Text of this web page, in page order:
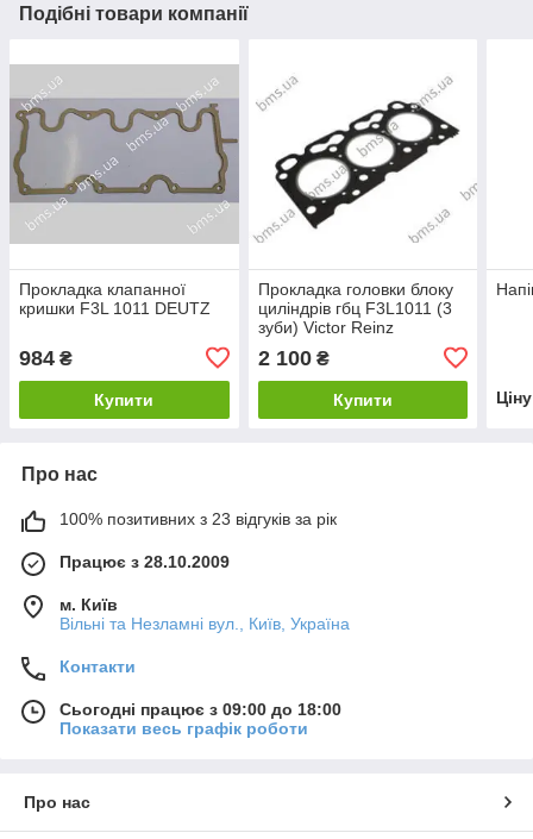
Подібні товари компанії
Прокладка клапанної
кришки F3L 1011 DEUTZ
984 ₴
Купити
Прокладка головки блоку
циліндрів гбц F3L1011 (3
зуби) Victor Reinz
2 100₴
Купити
Про нас
100% позитивних з 23 відгуків за рік
Працює з 28.10.2009
м. Київ
Вільні та Незламні вул., Київ, Україна
Контакти
Сьогодні працює з 09:00 до 18:00
Показати весь графік роботи
Про нас